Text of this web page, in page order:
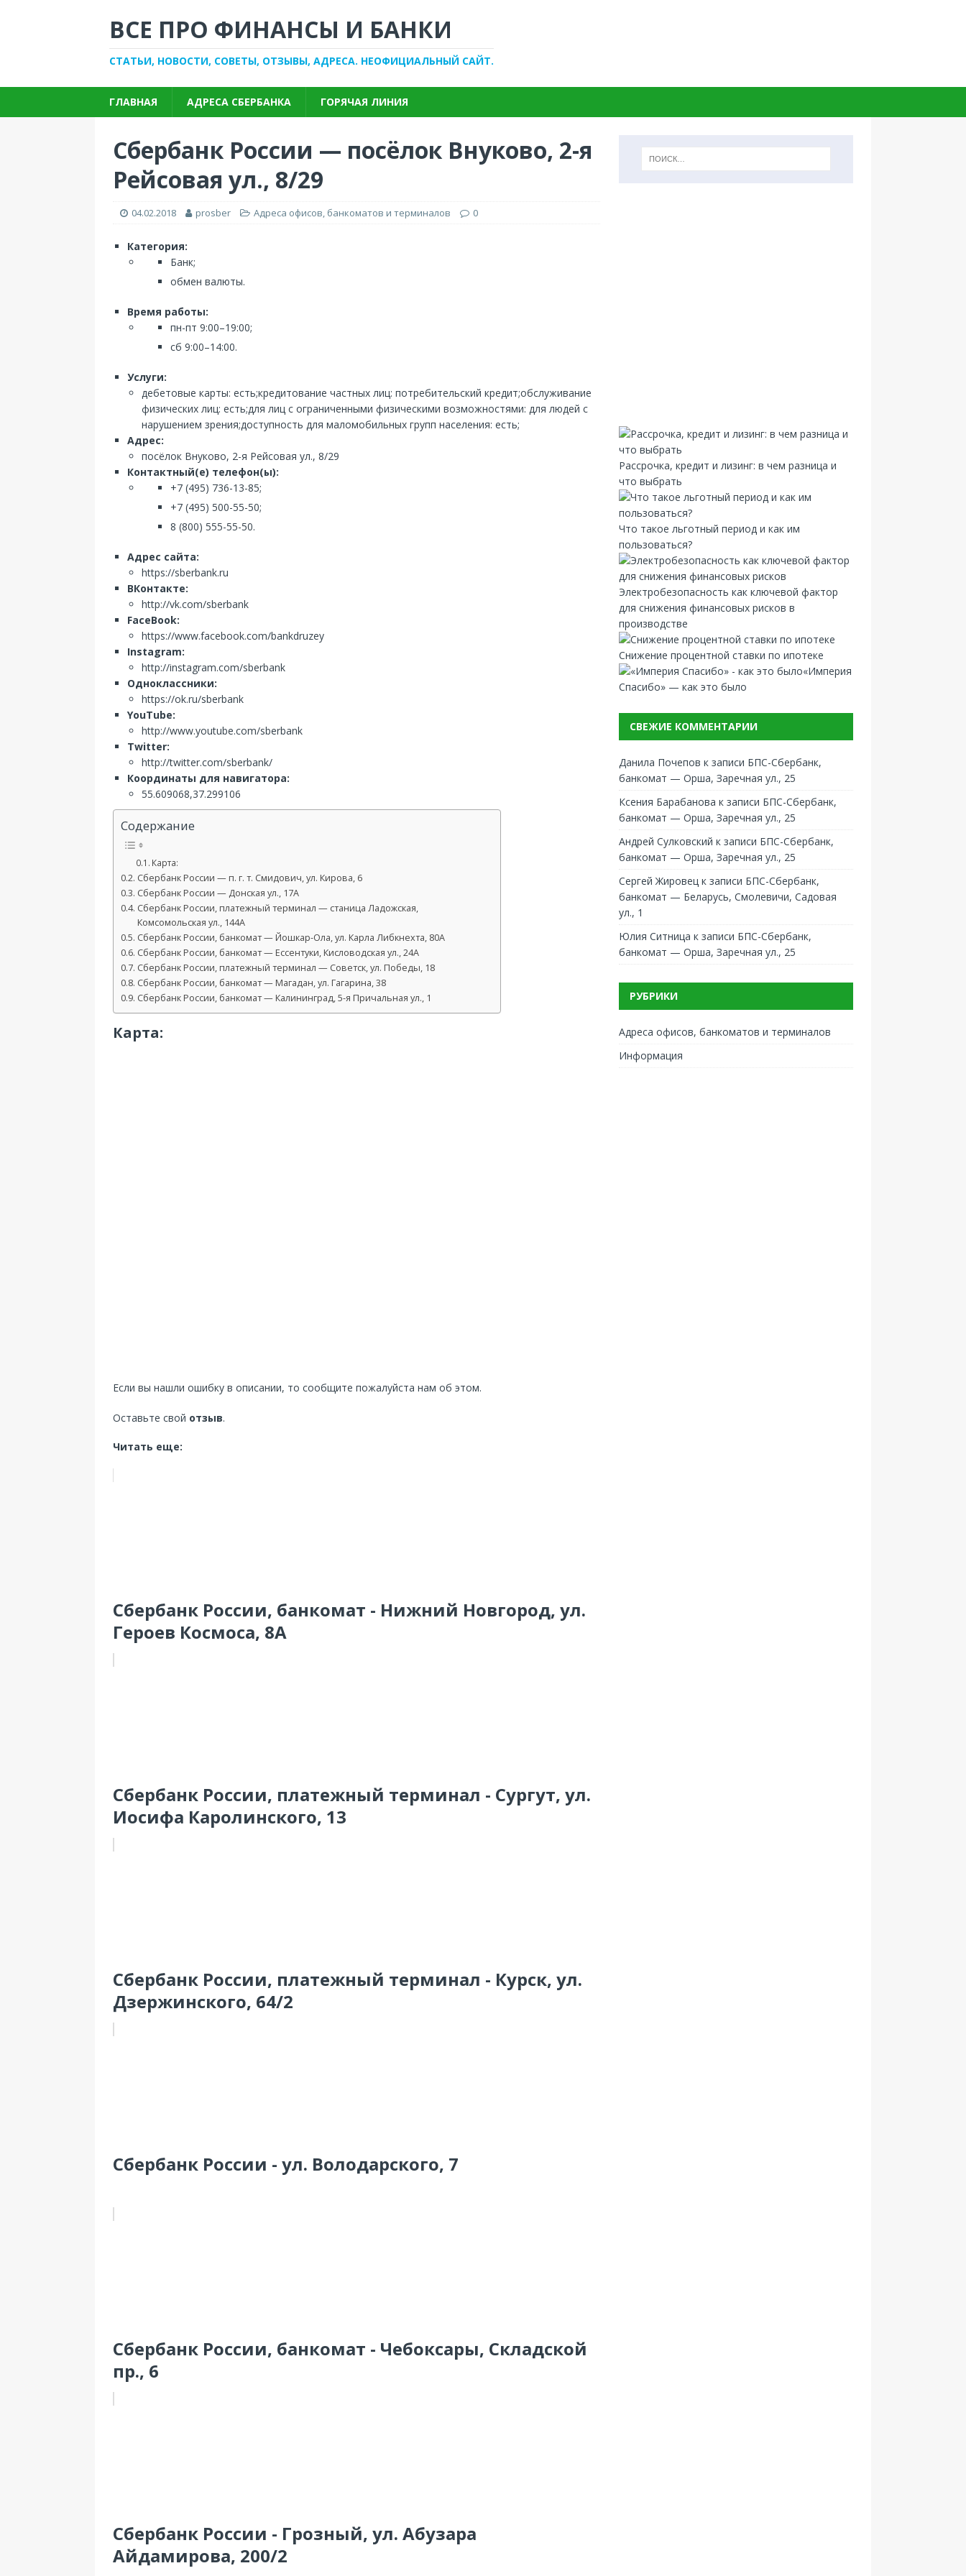
ВСЕ ПРО ФИНАНСЫ И БАНКИ
СТАТЬИ, НОВОСТИ, СОВЕТЫ, ОТЗЫВЫ, АДРЕСА. НЕОФИЦИАЛЬНЫЙ САЙТ.
ГЛАВНАЯ АДРЕСА СБЕРБАНКА ГОРЯЧАЯ ЛИНИЯ
Сбербанк России — посёлок Внуково, 2-я
Рейсовая ул., 8/29
04.02.2018 prosber Адреса офисов, банкоматов и терминалов 0
Категория:
Банк;
обмен валюты.
Время работы:
пн-пт 9:00–19:00;
сб 9:00–14:00.
Услуги:
дебетовые карты: есть;кредитование частных лиц: потребительский кредит;обслуживание
физических лиц: есть;для лиц с ограниченными физическими возможностями: для людей с
нарушением зрения;доступность для маломобильных групп населения: есть;
Адрес:
посёлок Внуково, 2-я Рейсовая ул., 8/29
Контактный(е) телефон(ы):
+7 (495) 736-13-85;
+7 (495) 500-55-50;
8 (800) 555-55-50.
Адрес сайта:
https://sberbank.ru
ВКонтакте:
http://vk.com/sberbank
FaceBook:
https://www.facebook.com/bankdruzey
Instagram:
http://instagram.com/sberbank
Одноклассники:
https://ok.ru/sberbank
YouTube:
http://www.youtube.com/sberbank
Twitter:
http://twitter.com/sberbank/
Координаты для навигатора:
55.609068,37.299106
Содержание
Карта:
Сбербанк России — п. г. т. Смидович, ул. Кирова, 6
Сбербанк России — Донская ул., 17А
Сбербанк России, платежный терминал — станица Ладожская,
Комсомольская ул., 144А
Сбербанк России, банкомат — Йошкар-Ола, ул. Карла Либкнехта, 80А
Сбербанк России, банкомат — Ессентуки, Кисловодская ул., 24А
Сбербанк России, платежный терминал — Советск, ул. Победы, 18
Сбербанк России, банкомат — Магадан, ул. Гагарина, 38
Сбербанк России, банкомат — Калининград, 5-я Причальная ул., 1
Карта:
Если вы нашли ошибку в описании, то сообщите пожалуйста нам об этом.
Оставьте свой отзыв.
Читать еще:
Сбербанк России, банкомат - Нижний Новгород, ул.
Героев Космоса, 8А
Сбербанк России, платежный терминал - Сургут, ул.
Иосифа Каролинского, 13
Сбербанк России, платежный терминал - Курск, ул.
Дзержинского, 64/2
Сбербанк России - ул. Володарского, 7
Сбербанк России, банкомат - Чебоксары, Складской
пр., 6
Сбербанк России - Грозный, ул. Абузара
Айдамирова, 200/2
Рассрочка, кредит и лизинг: в чем разница и
что выбрать
Что такое льготный период и как им
пользоваться?
Электробезопасность как ключевой фактор
для снижения финансовых рисков в
производстве
Снижение процентной ставки по ипотеке
«Империя
Спасибо» — как это было
СВЕЖИЕ КОММЕНТАРИИ
Данила Почепов к записи БПС-Сбербанк,
банкомат — Орша, Заречная ул., 25
Ксения Барабанова к записи БПС-Сбербанк,
банкомат — Орша, Заречная ул., 25
Андрей Сулковский к записи БПС-Сбербанк,
банкомат — Орша, Заречная ул., 25
Сергей Жировец к записи БПС-Сбербанк,
банкомат — Беларусь, Смолевичи, Садовая
ул., 1
Юлия Ситница к записи БПС-Сбербанк,
банкомат — Орша, Заречная ул., 25
РУБРИКИ
Адреса офисов, банкоматов и терминалов
Информация